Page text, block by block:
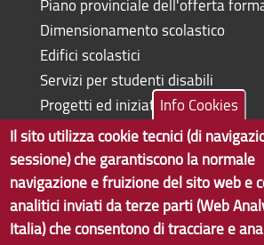
Piano provinciale dell'offerta
Dimensionamento scolastico
Edifici scolastici
Servizi per studenti disabili
Progetti ed iniziative
Copyright © 2017 Città metropolitana di
80007350103
Info Cookies
Il sito utilizza cookie tecnici (di
sessione) che garantiscono la normale
navigazione e fruizione del sito web e
analitici inviati da terze parti (Web
Italia) che consentono di tracciare e